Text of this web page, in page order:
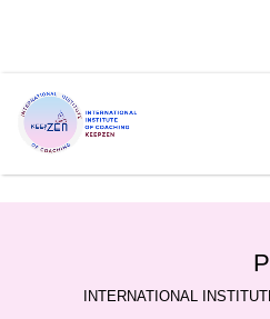
INTERNATIONAL